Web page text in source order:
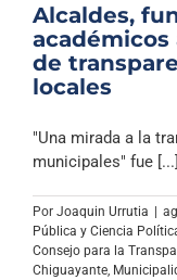
Alcaldes,
académicos
de
locales
"Una mirada a la
municipales" fue [...]
Por Joaquin Urrutia |
Pública y Ciencia
Consejo para la
Chiguayante